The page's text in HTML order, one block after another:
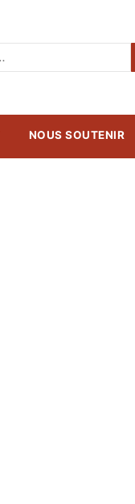
NOUS SOUTENIR